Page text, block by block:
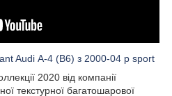
Audi А-4 (B6) з 2000-04 р sport
2020 від компанії
текстурної багатошарової